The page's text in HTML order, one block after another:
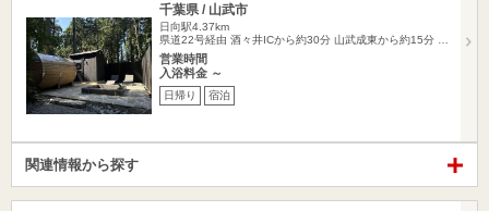
千葉県 / 山武市
日向駅4.37km
県道22号経由 酒々井ICから約30分 山武成東から約15分 …
営業時間
入浴料金 ～
日帰り 宿泊
関連情報から探す